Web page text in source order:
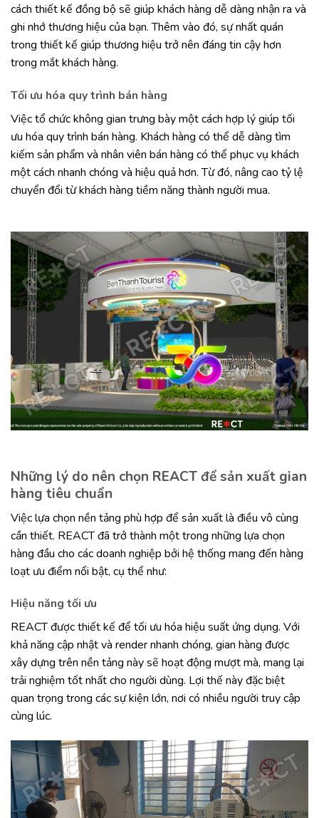
cách thiết kế đồng bộ sẽ giúp khách hàng dễ dàng nhận ra và
ghi nhớ thương hiệu của bạn. Thêm vào đó, sự nhất quán
trong thiết kế giúp thương hiệu trở nên đáng tin cậy hơn
trong mắt khách hàng.
Tối ưu hóa quy trình bán hàng
Việc tổ chức không gian trưng bày một cách hợp lý giúp tối
ưu hóa quy trình bán hàng. Khách hàng có thể dễ dàng tìm
kiếm sản phẩm và nhân viên bán hàng có thể phục vụ khách
một cách nhanh chóng và hiệu quả hơn. Từ đó, nâng cao tỷ lệ
chuyển đổi từ khách hàng tiềm năng thành người mua.
Những lý do nên chọn REACT để sản xuất gian
hàng tiêu chuẩn
Việc lựa chọn nền tảng phù hợp để sản xuất là điều vô cùng
cần thiết. REACT đã trở thành một trong những lựa chọn
hàng đầu cho các doanh nghiệp bởi hệ thống mang đến hàng
loạt ưu điểm nổi bật, cụ thể như:
Hiệu năng tối ưu
REACT được thiết kế để tối ưu hóa hiệu suất ứng dụng. Với
khả năng cập nhật và render nhanh chóng, gian hàng được
xây dựng trên nền tảng này sẽ hoạt động mượt mà, mang lại
trải nghiệm tốt nhất cho người dùng. Lợi thế này đặc biệt
quan trọng trong các sự kiện lớn, nơi có nhiều người truy cập
cùng lúc.